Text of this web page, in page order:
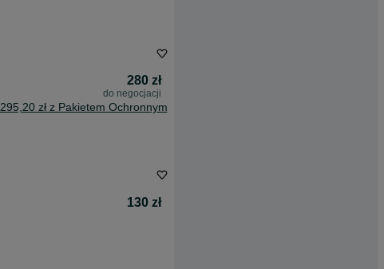
280 zł
do negocjacji
295,20 zł z Pakietem Ochronnym
130 zł